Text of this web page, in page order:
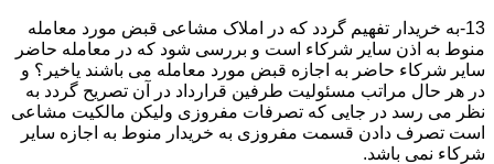
13-به خریدار تفهیم گردد که در املاک مشاعی قبض مورد معامله
منوط به اذن سایر شرکاء است و بررسی شود که در معامله حاضر
سایر شرکاء حاضر به اجازه قبض مورد معامله می باشند یاخیر؟ و
در هر حال مراتب مسئولیت طرفین قرارداد در آن تصریح گردد به
نظر می رسد در جایی که تصرفات مفروزی ولیکن مالکیت مشاعی
است تصرف دادن قسمت مفروزی به خریدار منوط به اجازه سایر
شرکاء نمی باشد.